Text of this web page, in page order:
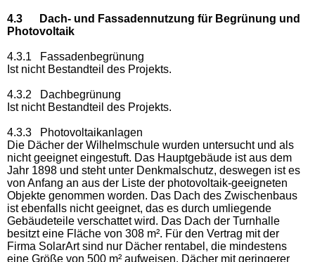
4.3 Dach- und Fassadennutzung für Begrünung und
Photovoltaik
4.3.1 Fassadenbegrünung
Ist nicht Bestandteil des Projekts.
4.3.2 Dachbegrünung
Ist nicht Bestandteil des Projekts.
4.3.3 Photovoltaikanlagen
Die Dächer der Wilhelmschule wurden untersucht und als
nicht geeignet eingestuft. Das Hauptgebäude ist aus dem
Jahr 1898 und steht unter Denkmalschutz, deswegen ist es
von Anfang an aus der Liste der photovoltaik-geeigneten
Objekte genommen worden. Das Dach des Zwischenbaus
ist ebenfalls nicht geeignet, das es durch umliegende
Gebäudeteile verschattet wird. Das Dach der Turnhalle
besitzt eine Fläche von 308 m². Für den Vertrag mit der
Firma SolarArt sind nur Dächer rentabel, die mindestens
eine Größe von 500 m² aufweisen. Dächer mit geringerer